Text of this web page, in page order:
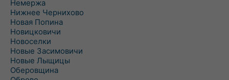
Немержа
Нижнее Чернихово
Новая Попина
Новицковичи
Новоселки
Новые Засимовичи
Новые Лыщицы
Оберовщина